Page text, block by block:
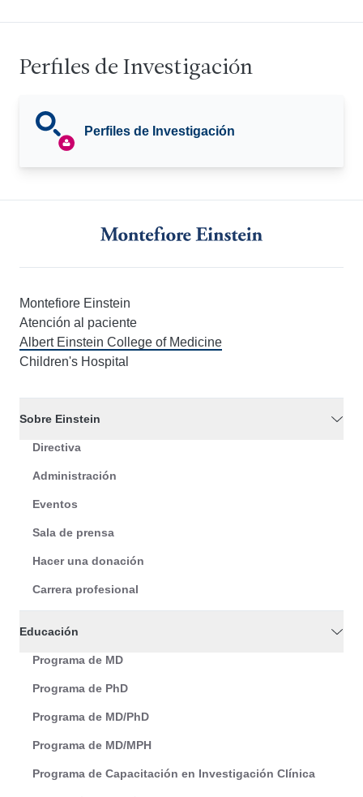
Perfiles de Investigación
Perfiles de Investigación
Montefiore Einstein
Atención al paciente
Albert Einstein College of Medicine
Children's Hospital
Sobre Einstein
Directiva
Administración
Eventos
Sala de prensa
Hacer una donación
Carrera profesional
Educación
Programa de MD
Programa de PhD
Programa de MD/PhD
Programa de MD/MPH
Programa de Capacitación en Investigación Clínica